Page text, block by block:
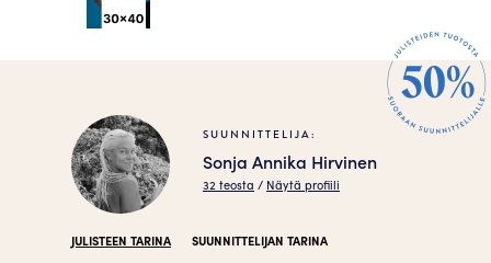
SUUNNITTELIJA:
Sonja Annika Hirvinen
32 teosta / Näytä profiili
JULISTEEN TARINA SUUNNITTELIJAN TARINA